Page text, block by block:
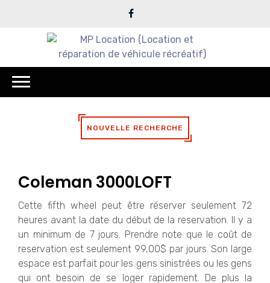
NOUVELLE RECHERCHE
Coleman 3000LOFT
Cette fifth wheel peut être réserver seulement 72
heures avant la date du début de la reservation. Il y a
un minimum de 7 jours. Prendre note que le coût de
reservation est seulement 99,00$ par jours. Son large
espace est parfait pour les gens sinistrées ou les gens
qui ont besoin de se loger rapidement. De plus la